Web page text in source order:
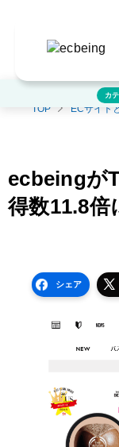
TOP ECサイト
ecbeingが
得数11.8倍
シェア
カ